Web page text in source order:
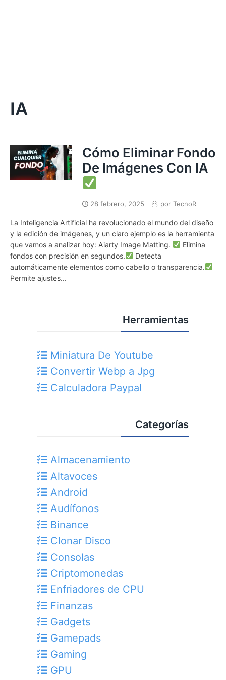
IA
Cómo Eliminar Fondo
De Imágenes Con IA
28 febrero, 2025 por TecnoR
La Inteligencia Artificial ha revolucionado el mundo del diseño
y la edición de imágenes, y un claro ejemplo es la herramienta
que vamos a analizar hoy: Aiarty Image Matting.
Elimina
fondos con precisión en segundos.
Detecta
automáticamente elementos como cabello o transparencia.
Permite ajustes...
Herramientas
Miniatura De Youtube
Convertir Webp a Jpg
Calculadora Paypal
Categorías
Almacenamiento
Altavoces
Android
Audífonos
Binance
Clonar Disco
Consolas
Criptomonedas
Enfriadores de CPU
Finanzas
Gadgets
Gamepads
Gaming
GPU